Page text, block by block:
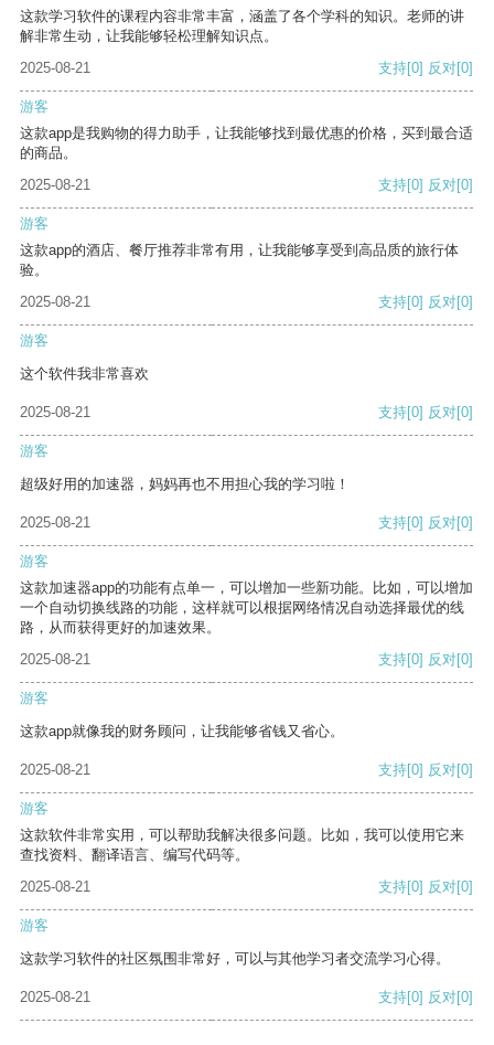
这款学习软件的课程内容非常丰富，涵盖了各个学科的知识。老师的讲
解非常生动，让我能够轻松理解知识点。
2025-08-21
支持[0] 反对[0]
游客
这款app是我购物的得力助手，让我能够找到最优惠的价格，买到最合适
的商品。
2025-08-21
支持[0] 反对[0]
游客
这款app的酒店、餐厅推荐非常有用，让我能够享受到高品质的旅行体
验。
2025-08-21
支持[0] 反对[0]
游客
这个软件我非常喜欢
2025-08-21 支持[0] 反对[0]
游客
超级好用的加速器，妈妈再也不用担心我的学习啦！
2025-08-21 支持[0] 反对[0]
游客
这款加速器app的功能有点单一，可以增加一些新功能。比如，可以增加
一个自动切换线路的功能，这样就可以根据网络情况自动选择最优的线
路，从而获得更好的加速效果。
2025-08-21
支持[0] 反对[0]
游客
这款app就像我的财务顾问，让我能够省钱又省心。
2025-08-21 支持[0] 反对[0]
游客
这款软件非常实用，可以帮助我解决很多问题。比如，我可以使用它来
查找资料、翻译语言、编写代码等。
2025-08-21
支持[0] 反对[0]
游客
这款学习软件的社区氛围非常好，可以与其他学习者交流学习心得。
2025-08-21 支持[0] 反对[0]